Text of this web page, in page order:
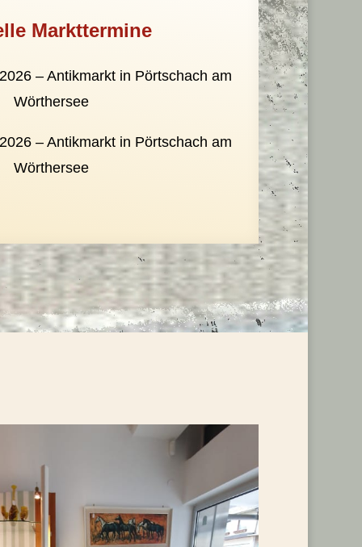
Markttermine
– Antikmarkt in Pörtschach am
Wörthersee
– Antikmarkt in Pörtschach am
Wörthersee